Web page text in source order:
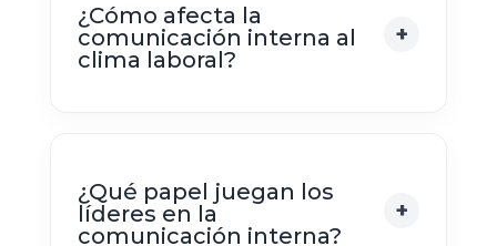
¿Cómo afecta la
comunicación interna al
clima laboral?
¿Qué papel juegan los
líderes en la
comunicación interna?